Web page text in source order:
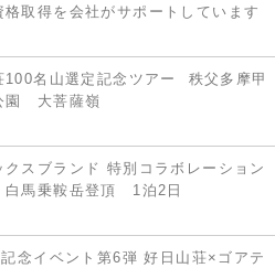
格取得を会社がサポートしています
100名山選定記念ツアー 秩父多摩甲
園 大菩薩嶺
クスブランド 特別コラボレーション
馬乗鞍岳登頂 1泊2日
念イベント第6弾 好日山荘×ゴアテ